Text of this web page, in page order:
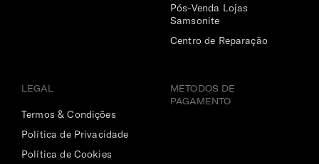
Pós-Venda Lojas
Samsonite
Centro de Reparação
LEGAL
Termos & Condições
Política de Privacidade
Política de Cookies
MÉTODOS DE
PAGAMENTO